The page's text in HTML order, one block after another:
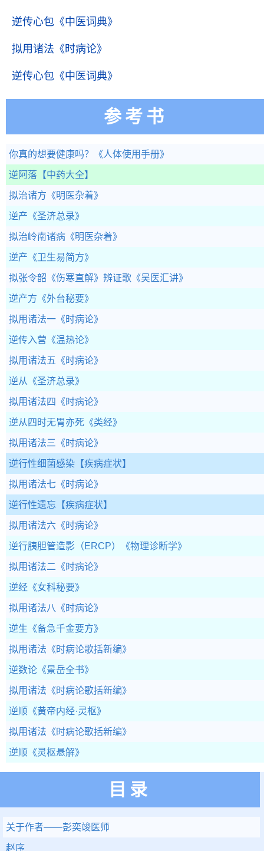
逆传心包 《中医词典》
拟用诸法 《时病论》
逆传心包 《中医词典》
参考书
你真的想要健康吗？ 《人体使用手册》
逆阿落 【中药大全】
拟治诸方 《明医杂着》
逆产 《圣济总录》
拟治岭南诸病 《明医杂着》
逆产 《卫生易简方》
拟张令韶《伤寒直解》辨证歌 《吴医汇讲》
逆产方 《外台秘要》
拟用诸法一 《时病论》
逆传入营 《温热论》
拟用诸法五 《时病论》
逆从 《圣济总录》
拟用诸法四 《时病论》
逆从四时无胃亦死 《类经》
拟用诸法三 《时病论》
逆行性细菌感染 【疾病症状】
拟用诸法七 《时病论》
逆行性遗忘 【疾病症状】
拟用诸法六 《时病论》
逆行胰胆管造影（ERCP） 《物理诊断学》
拟用诸法二 《时病论》
逆经 《女科秘要》
拟用诸法八 《时病论》
逆生 《备急千金要方》
拟用诸法 《时病论歌括新编》
逆数论 《景岳全书》
拟用诸法 《时病论歌括新编》
逆顺 《黄帝内经·灵枢》
拟用诸法 《时病论歌括新编》
逆顺 《灵枢悬解》
目录
关于作者——彭奕竣医师
赵序